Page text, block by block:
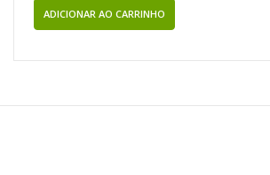
ADICIONAR AO CARRINHO